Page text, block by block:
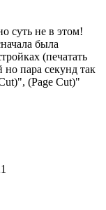
суть не в этом!
была
(печатать
пара секунд так
(Page Cut)"